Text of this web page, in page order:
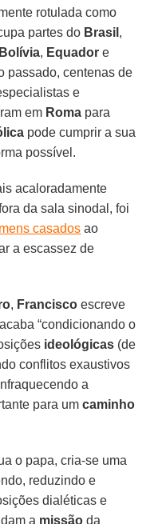
rotulada como
partes do Brasil ,
Bolívia, Equador e
passado, centenas de
e
em Roma para
pode cumprir a sua
possível.
acaloradamente
da sala sinodal, foi
casados ao
a escassez de
, Francisco escreve
“condicionando o
ideológicas (de
conflitos exaustivos
a
para umcaminho
o papa, cria-se uma
reduzindo e
dialéticas e
a missão da